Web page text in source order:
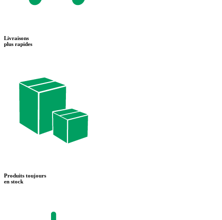
Livraisons
plus rapides
Produits toujours
en stock